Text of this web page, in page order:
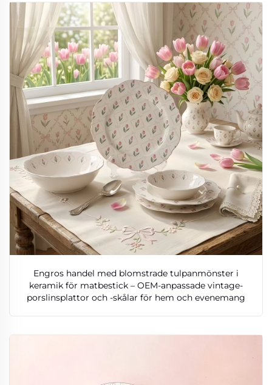
Engros handel med blomstrade tulpanmönster i
keramik för matbestick – OEM-anpassade vintage-
porslinsplattor och -skålar för hem och evenemang